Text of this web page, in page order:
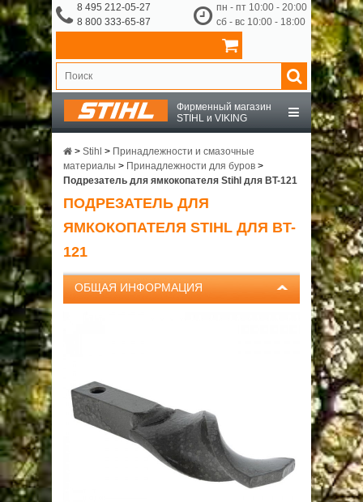
8 495 212-05-27
8 800 333-65-87
пн - пт 10:00 - 20:00
сб - вс 10:00 - 18:00
Фирменный магазин
STIHL и VIKING
STIHL
OCHSENKOPF
ПРИНАДЛЕЖНОСТИ
ОПЛАТА
ГАРАНТИЯ И СЕРВИС
ПОЛЬЗОВАТЕЛЬСКОЕ СОГЛАШЕНИЕ
> Stihl > Принадлежности и смазочные
материалы > Принадлежности для буров >
Подрезатель для ямкокопателя Stihl для BT-121
ПОДРЕЗАТЕЛЬ ДЛЯ
ЯМКОКОПАТЕЛЯ STIHL ДЛЯ BT-
121
ОБЩАЯ ИНФОРМАЦИЯ